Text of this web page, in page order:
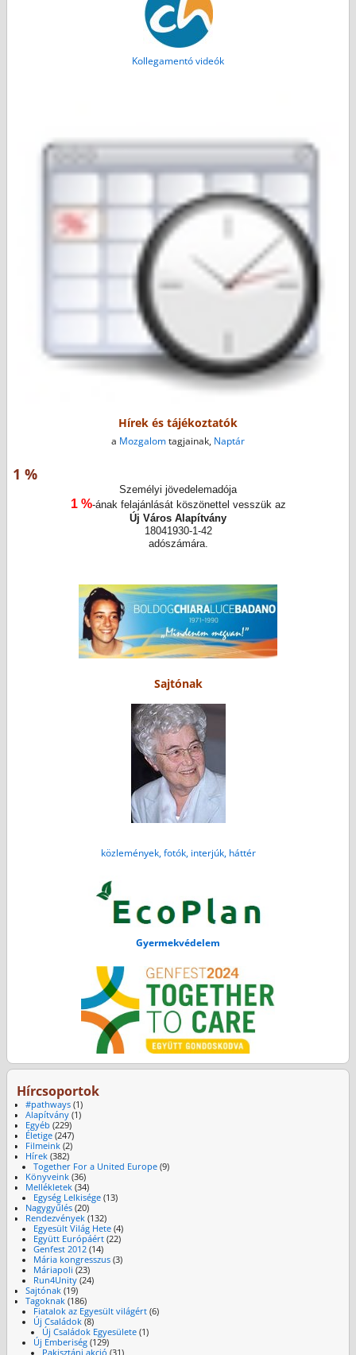
Kollegamentó videók
Hírek és tájékoztatók
a Mozgalomtagjainak, Naptár
1 %
Személyi jövedelemadója
1 %-ának felajánlását köszönettel vesszük az
Új Város Alapítvány
18041930-1-42
adószámára.
Sajtónak
közlemények, fotók, interjúk, háttér
Gyermekvédelem
Hírcsoportok
#pathways(1)
Alapítvány(1)
Egyéb (229)
Életige(247)
Filmeink(2)
Hírek(382)
Together For a United Europe (9)
Könyveink(36)
Mellékletek(34)
Egység Lelkisége (13)
Nagygyűlés(20)
Rendezvények(132)
Egyesült Világ Hete (4)
Együtt Európáért (22)
Genfest 2012 (14)
Mária kongresszus (3)
Máriapoli (23)
Run4Unity (24)
Sajtónak(19)
Tagoknak(186)
Fiatalok az Egyesült világért (6)
Új Családok (8)
Új Családok Egyesülete(1)
Új Emberiség (129)